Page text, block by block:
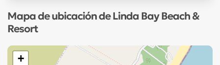
Mapa de ubicación de Linda Bay Beach &
Resort
+